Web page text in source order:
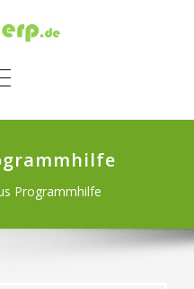
NAVIGATION
Programmhilfe